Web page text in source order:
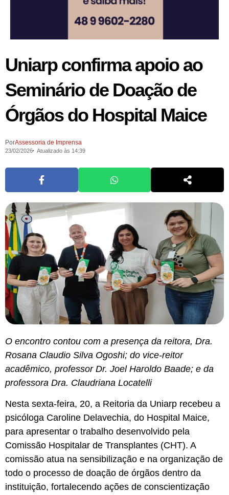
Uniarp confirma apoio ao
Seminário de Doação de
Órgãos do Hospital Maice
PorAssessoria de Imprensa
23/02/2026 Atualizado às 14:39
O encontro contou com a presença da reitora, Dra.
Rosana Claudio Silva Ogoshi; do vice-reitor
acadêmico, professor Dr. Joel Haroldo Baade; e da
professora Dra. Claudriana Locatelli
Nesta sexta-feira, 20, a Reitoria da Uniarp recebeu a
psicóloga Caroline Delavechia, do Hospital Maice,
para apresentar o trabalho desenvolvido pela
Comissão Hospitalar de Transplantes (CHT). A
comissão atua na sensibilização e na organização de
todo o processo de doação de órgãos dentro da
instituição, fortalecendo ações de conscientização